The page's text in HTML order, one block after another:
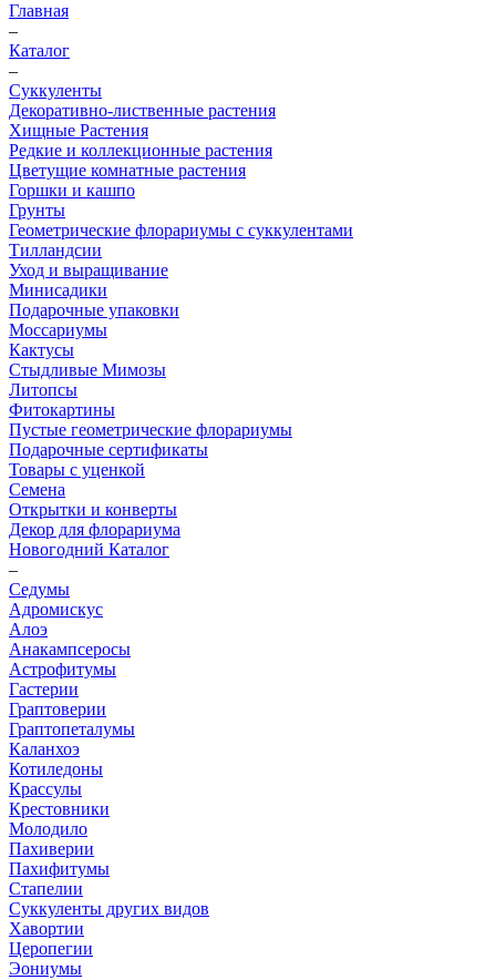
Главная
–
Каталог
–
Суккуленты
Декоративно-лиственные растения
Хищные Растения
Редкие и коллекционные растения
Цветущие комнатные растения
Горшки и кашпо
Грунты
Геометрические флорариумы с суккулентами
Тилландсии
Уход и выращивание
Минисадики
Подарочные упаковки
Моссариумы
Кактусы
Стыдливые Мимозы
Литопсы
Фитокартины
Пустые геометрические флорариумы
Подарочные сертификаты
Товары с уценкой
Семена
Открытки и конверты
Декор для флорариума
Новогодний Каталог
–
Седумы
Адромискус
Алоэ
Анакампсеросы
Астрофитумы
Гастерии
Граптоверии
Граптопеталумы
Каланхоэ
Котиледоны
Крассулы
Крестовники
Молодило
Пахиверии
Пахифитумы
Стапелии
Суккуленты других видов
Хавортии
Церопегии
Эониумы